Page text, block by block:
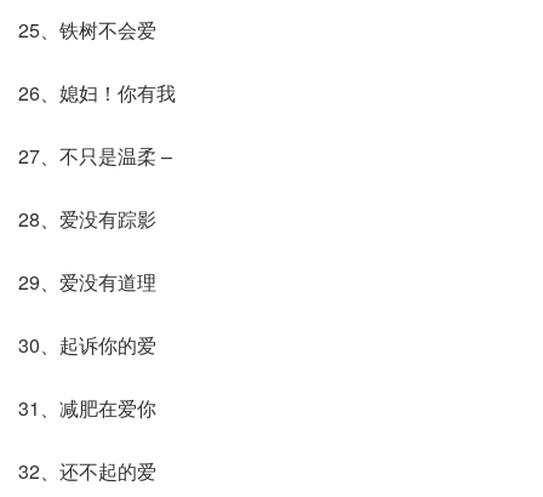
25、铁树不会爱
26、媳妇！你有我
27、不只是温柔 –
28、爱没有踪影
29、爱没有道理
30、起诉你的爱
31、减肥在爱你
32、还不起的爱